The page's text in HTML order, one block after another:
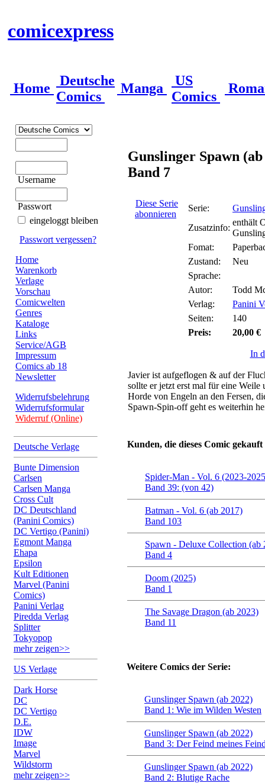
comicexpress
Home
Deutsche
Comics
Manga
US
Comics
Username
Passwort
eingeloggt bleiben
Passwort vergessen?
Home
Warenkorb
Verlage
Vorschau
Comicwelten
Genres
Kataloge
Links
Service/AGB
Impressum
Comics ab 18
Newsletter
Widerrufsbelehrung
Widerrufsformular
Widerruf (Online)
Deutsche Verlage
Bunte Dimension
Carlsen
Carlsen Manga
Cross Cult
DC Deutschland
(Panini Comics)
DC Vertigo (Panini)
Egmont Manga
Ehapa
Epsilon
Kult Editionen
Marvel (Panini
Comics)
Panini Verlag
Piredda Verlag
Splitter
Tokyopop
mehr zeigen>>
US Verlage
Dark Horse
DC
DC Vertigo
D.E.
IDW
Image
Marvel
Wildstorm
mehr zeigen>>
Gunslinger Spawn (ab
Band 7
Diese Serie
abonnieren
Serie:
Zusatzinfo:
enthält
Fomat:
Zustand:
Neu
Sprache:
Autor:
Todd
Verlag:
Panini
Seiten:
140
Preis:
20,00 €
In
Javier ist aufgeflogen & auf der
sollte er jetzt erst mal für eine Weile
Horde von Engeln an den Fersen,
Spawn-Spin-off geht es weiterhin
Kunden, die dieses Comic
Spider-Man - Vol. 6 (2023-
Band 39: (von 42)
Batman - Vol. 6 (ab 2017)
Band 103
Spawn - Deluxe Collection (ab
Band 4
Doom (2025)
Band 1
The Savage Dragon (ab 2023)
Band 11
Weitere Comics der Serie:
Gunslinger Spawn (ab 2022)
Band 1: Wie im Wilden Westen
Gunslinger Spawn (ab 2022)
Band 3: Der Feind meines
Gunslinger Spawn (ab 2022)
Band 2: Blutige Rache